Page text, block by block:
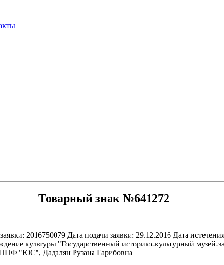
Товарный знак №641272
2016750079 Дата подачи заявки: 29.12.2016 Дата
культуры "Государственный историко-культурный
"ЮС", Дадалян Рузана Гарибовна